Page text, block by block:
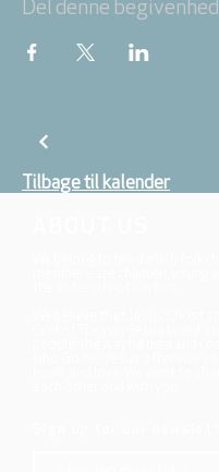
Del denne begivenhed
Tilbage til kalender